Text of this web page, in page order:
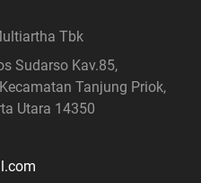
Tbk
Sudarso Kav.85,
Tanjung Priok,
Utara 14350